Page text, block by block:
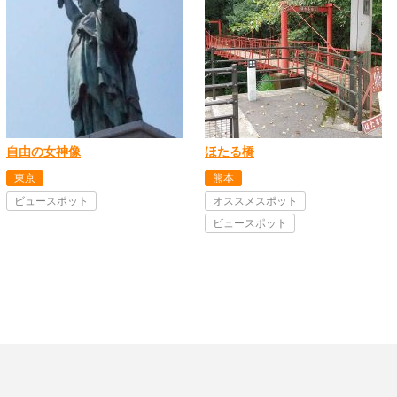
自由の女神像
東京
ビュースポット
ほたる橋
熊本
オススメスポット
ビュースポット